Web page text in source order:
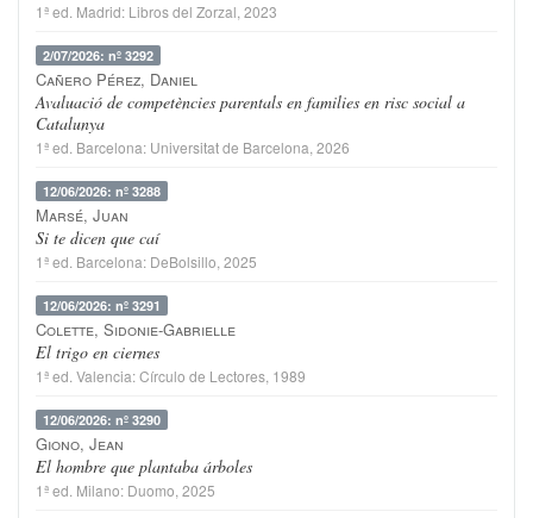
1ª ed. Madrid: Libros del Zorzal , 2023
2/07/2026: nº 3292
Cañero Pérez, Daniel
Avaluació de competències parentals en families en risc social a
Catalunya
1ª ed. Barcelona: Universitat de Barcelona , 2026
12/06/2026: nº 3288
Marsé, Juan
Si te dicen que caí
1ª ed. Barcelona: DeBolsillo , 2025
12/06/2026: nº 3291
Colette, Sidonie-Gabrielle
El trigo en ciernes
1ª ed. Valencia:Círculo de Lectores , 1989
12/06/2026: nº 3290
Giono, Jean
El hombre que plantaba árboles
1ª ed. Milano: Duomo , 2025